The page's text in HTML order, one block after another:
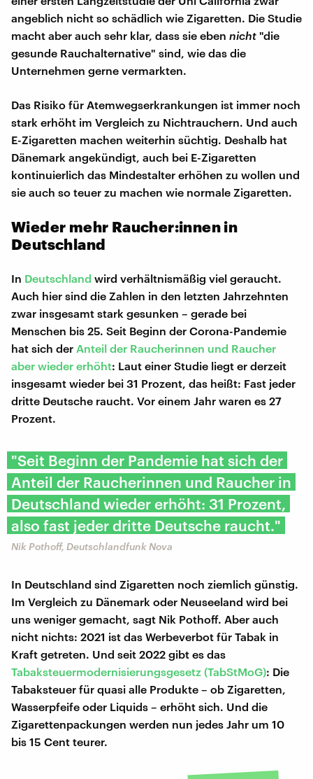
angeblich nicht so schädlich wie Zigaretten. Die Studie
macht aber auch sehr klar, dass sie eben nicht "die
gesunde Rauchalternative" sind, wie das die
Unternehmen gerne vermarkten.
Das Risiko für Atemwegserkrankungen ist immer noch
stark erhöht im Vergleich zu Nichtrauchern. Und auch
E-Zigaretten machen weiterhin süchtig. Deshalb hat
Dänemark angekündigt, auch bei E-Zigaretten
kontinuierlich das Mindestalter erhöhen zu wollen und
sie auch so teuer zu machen wie normale Zigaretten.
Wieder mehr Raucher:innen in
Deutschland
In Deutschland wird verhältnismäßig viel geraucht.
Auch hier sind die Zahlen in den letzten Jahrzehnten
zwar insgesamt stark gesunken – gerade bei
Menschen bis 25. Seit Beginn der Corona-Pandemie
hat sich der Anteil der Raucherinnen und Raucher
aber wieder erhöht: Laut einer Studie liegt er derzeit
insgesamt wieder bei 31 Prozent, das heißt: Fast jeder
dritte Deutsche raucht. Vor einem Jahr waren es 27
Prozent.
"Seit Beginn der Pandemie hat sich der
Anteil der Raucherinnen und Raucher in
Deutschland wieder erhöht: 31 Prozent,
also fast jeder dritte Deutsche raucht."
Nik Pothoff, Deutschlandfunk Nova
In Deutschland sind Zigaretten noch ziemlich günstig.
Im Vergleich zu Dänemark oder Neuseeland wird bei
uns weniger gemacht, sagt Nik Pothoff. Aber auch
nicht nichts: 2021 ist das Werbeverbot für Tabak in
Kraft getreten. Und seit 2022 gibt es das
Tabaksteuermodernisierungsgesetz (TabStMoG): Die
Tabaksteuer für quasi alle Produkte – ob Zigaretten,
Wasserpfeife oder Liquids – erhöht sich. Und die
Zigarettenpackungen werden nun jedes Jahr um 10
bis 15 Cent teurer.